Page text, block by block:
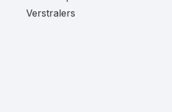
Verstralers